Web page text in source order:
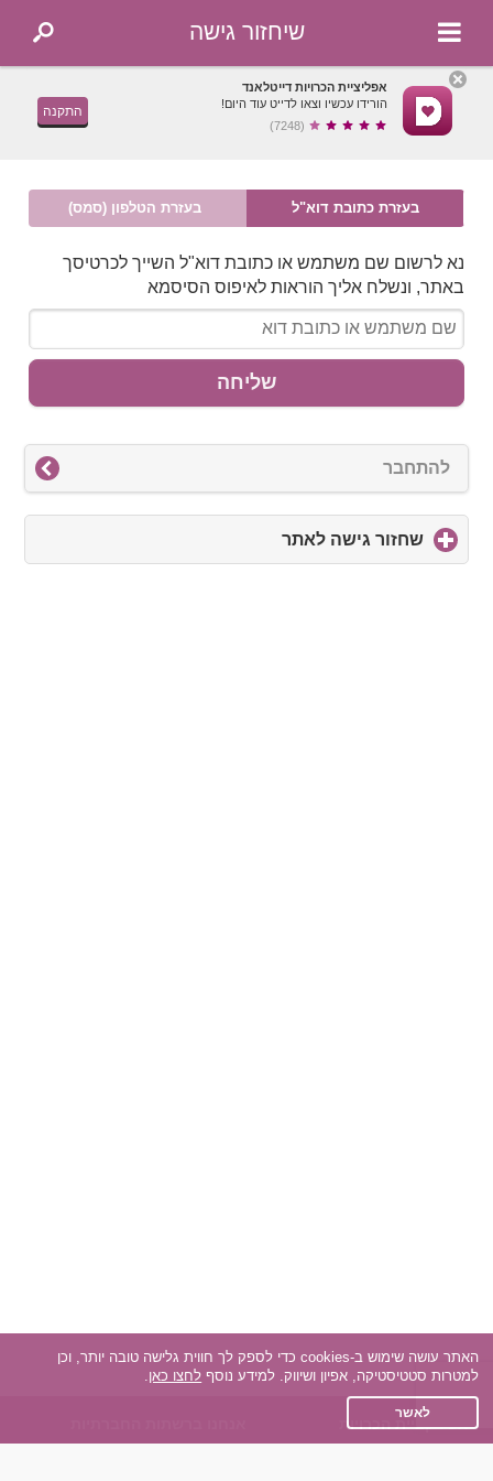
שיחזור גישה
אפליציית הכרויות דייטלאנד
הורידו עכשיו וצאו לדייט עוד היום!
(7248)
התקנה
בעזרת כתובת דוא"ל בעזרת הטלפון (סמס)
נא לרשום שם משתמש או כתובת דוא"ל השייך לכרטיסך
באתר, ונשלח אליך הוראות לאיפוס הסיסמא
שליחה
להתחבר
שחזור גישה לאתר
to
אפליקציית הכרויות
האתר עושה שימוש ב-cookies כדי לספק לך חווית גלישה טובה יותר, וכן
למטרות סטטיסטיקה, אפיון ושיווק. למידע נוסף לחצו כאן.
לאשר